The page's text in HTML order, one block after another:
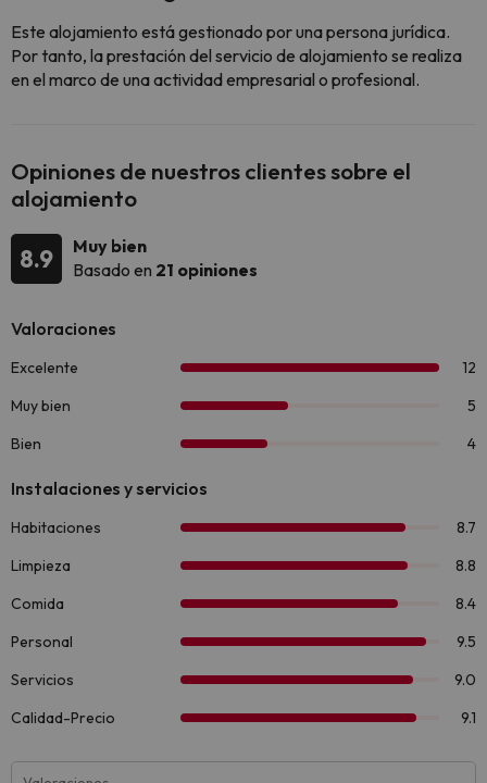
Este alojamiento está gestionado por una persona jurídica.
Por tanto, la prestación del servicio de alojamiento se realiza
en el marco de una actividad empresarial o profesional.
Opiniones de nuestros clientes sobre el
alojamiento
8.9
Muy bien
Basado en 21 opiniones